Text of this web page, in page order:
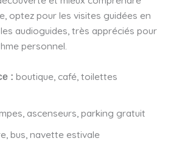
optez pour les visites guidées en
audioguides, très appréciés pour
personnel.
: boutique, café, toilettes
ascenseurs, parking gratuit
bus, navette estivale